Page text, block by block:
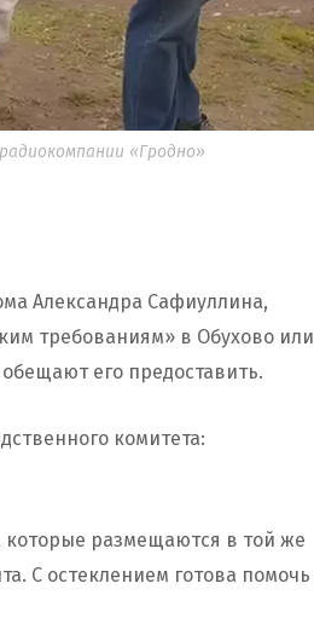
«Гродно»
Александра Сафиуллина,
требованиям» в Обухово или
его предоставить.
комитета:
которые размещаются в той же
С остеклением готова помочь